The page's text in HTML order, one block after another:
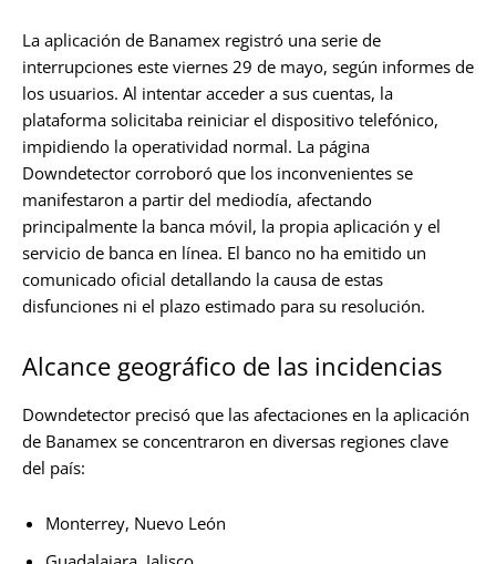
La aplicación de Banamex registró una serie de
interrupciones este viernes 29 de mayo, según informes de
los usuarios. Al intentar acceder a sus cuentas, la
plataforma solicitaba reiniciar el dispositivo telefónico,
impidiendo la operatividad normal. La página
Downdetector corroboró que los inconvenientes se
manifestaron a partir del mediodía, afectando
principalmente la banca móvil, la propia aplicación y el
servicio de banca en línea. El banco no ha emitido un
comunicado oficial detallando la causa de estas
disfunciones ni el plazo estimado para su resolución.
Alcance geográfico de las incidencias
Downdetector precisó que las afectaciones en la aplicación
de Banamex se concentraron en diversas regiones clave
del país:
Monterrey, Nuevo León